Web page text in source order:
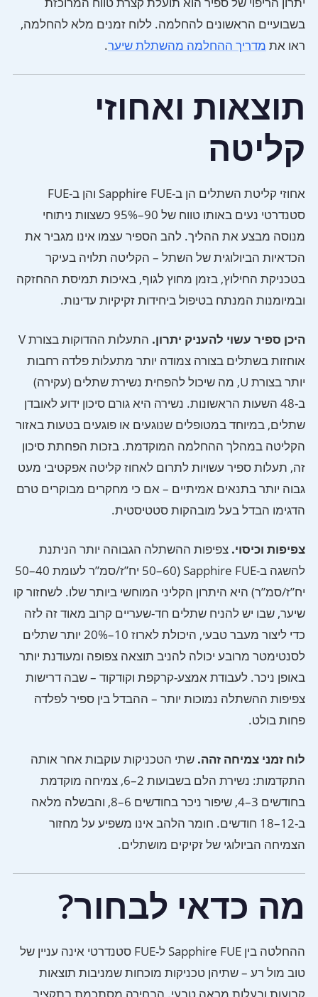
בשבועיים הראשונים להחלמה. ללוח זמנים מלא להחלמה,
ראו את מדריך ההחלמה מהשתלת שיער.
תוצאות ואחוזי
קליטה
אחוזי קליטת השתלים הן ב-Sapphire FUE והן ב-FUE
סטנדרטי נעים באותו טווח של 90–95% כשצוות ניתוחי
מנוסה מבצע את ההליך. להב הספיר עצמו אינו מגביר את
הכדאיות הביולוגית של השתל – הקליטה תלויה בעיקר
בטכניקת החילוץ, בזמן מחוץ לגוף, באיכות תמיסת ההחזקה
ובמיומנות המנתח בטיפול ביחידות זקיקיות עדינות.
היכן ספיר עשוי להעניק יתרון.
התעלות ההדוקות בצורת V
אוחזות בשתלים בצורה צמודה יותר מתעלות פלדה רחבות
יותר בצורת U, מה שיכול להפחית נשירת שתלים (עקירה)
ב-48 השעות הראשונות. נשירה היא גורם סיכון ידוע לאובדן
שתלים, במיוחד במטופלים שנוגעים או פוגעים בטעות באזור
הקליטה במהלך ההחלמה המוקדמת. בזכות הפחתת סיכון
זה, תעלות ספיר עשויות לתרום לאחוז קליטה אפקטיבי מעט
גבוה יותר בתנאים אמיתיים – אם כי מחקרים מבוקרים טרם
הדגימו הבדל בעל מובהקות סטטיסטית.
צפיפות וכיסוי. צפיפות ההשתלה הגבוהה יותר הניתנת
להשגה ב-Sapphire FUE (50–60 יח”ז/סמ”ר לעומת 40–50
יח”ז/סמ”ר) היא היתרון הקליני המוחשי ביותר שלו. לשחזור קו
שיער, שבו יש להניח שתלים חד-שעריים קרוב מאוד זה לזה
כדי ליצור מעבר טבעי, היכולת לארוז 10–20% יותר שתלים
לסנטימטר מרובע יכולה להניב תוצאה צפופה ומעודנת יותר
באופן ניכר. לעבודת אמצע-קרקפת וקודקוד – שבה דרישות
צפיפות ההשתלה נמוכות יותר – ההבדל בין ספיר לפלדה
פחות בולט.
לוח זמני צמיחה זהה. שתי הטכניקות עוקבות אחר אותה
התקדמות: נשירת הלם בשבועות 2–6, צמיחה מוקדמת
בחודשים 3–4, שיפור ניכר בחודשים 6–8, והבשלה מלאה
ב-12–18 חודשים. חומר הלהב אינו משפיע על מחזור
הצמיחה הביולוגי של זקיקים מושתלים.
מה כדאי לבחור?
ההחלטה בין Sapphire FUE ל-FUE סטנדרטי אינה עניין של
טוב מול רע – שתיהן טכניקות מוכחות שמניבות תוצאות